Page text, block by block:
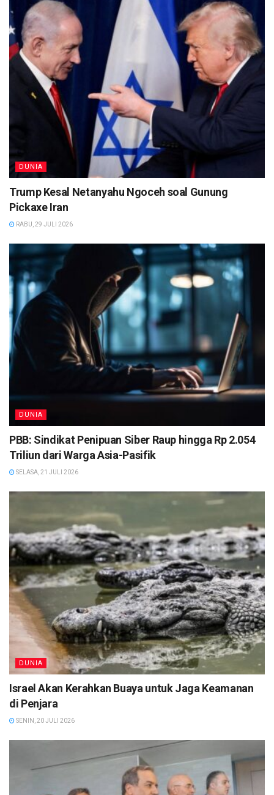
DUNIA
Trump Kesal Netanyahu Ngoceh soal Gunung
Pickaxe Iran
RABU, 29 JULI 2026
DUNIA
PBB: Sindikat Penipuan Siber Raup hingga Rp 2.054
Triliun dari Warga Asia-Pasifik
SELASA, 21 JULI 2026
DUNIA
Israel Akan Kerahkan Buaya untuk Jaga Keamanan
di Penjara
SENIN, 20 JULI 2026